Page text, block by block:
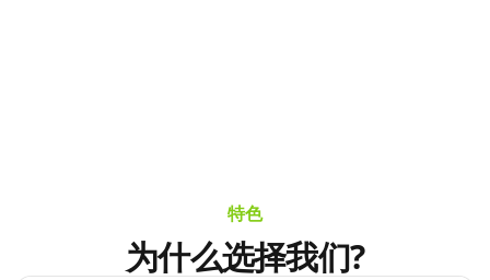
特色
为什么选择我们?